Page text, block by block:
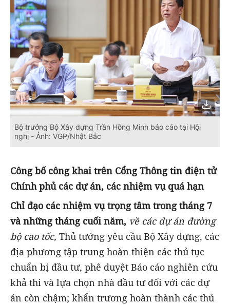
Bộ trưởng Bộ Xây dựng Trần Hồng Minh báo cáo tại Hội
nghị - Ảnh: VGP/Nhật Bắc
Công bố công khai trên Cổng Thông tin điện tử
Chính phủ các dự án, các nhiệm vụ quá hạn
Chỉ đạo các nhiệm vụ trọng tâm trong tháng 7
và những tháng cuối năm, về các dự án đường
bộ cao tốc, Thủ tướng yêu cầu Bộ Xây dựng, các
địa phương tập trung hoàn thiện các thủ tục
chuẩn bị đầu tư, phê duyệt Báo cáo nghiên cứu
khả thi và lựa chọn nhà đầu tư đối với các dự
án còn chậm; khẩn trương hoàn thành các thủ